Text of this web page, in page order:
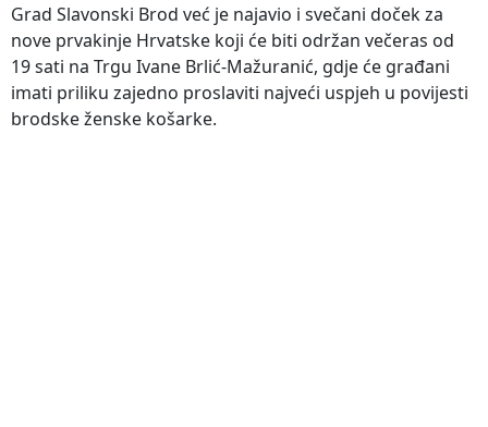
Grad Slavonski Brod već je najavio i svečani doček za
nove prvakinje Hrvatske koji će biti održan večeras od
19 sati na Trgu Ivane Brlić-Mažuranić, gdje će građani
imati priliku zajedno proslaviti najveći uspjeh u povijesti
brodske ženske košarke.